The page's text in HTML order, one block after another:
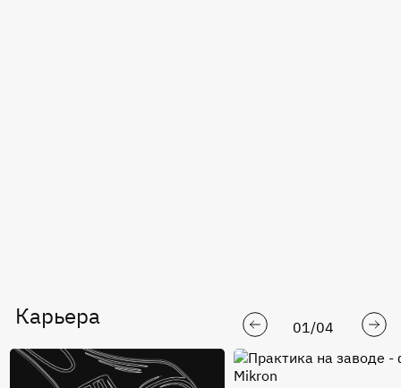
Карьера 01 /04